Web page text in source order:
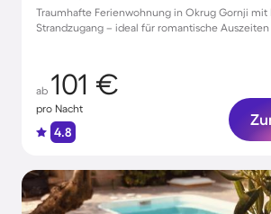
Traumhafte Ferienwohnung in Okrug Gornji mit
Strandzugang – ideal für romantische
ab 101 €
pro Nacht
4.8